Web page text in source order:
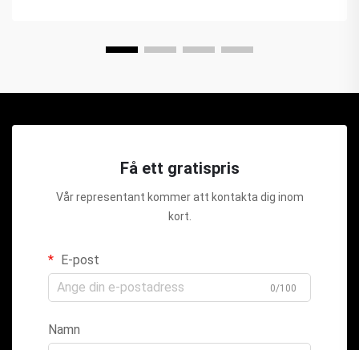
Få ett gratispris
Vår representant kommer att kontakta dig inom
kort.
E-post
0/100
Namn